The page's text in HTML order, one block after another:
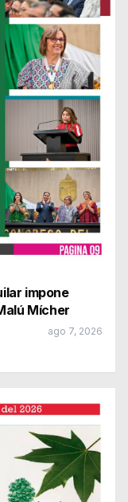
impone
Mícher
ago 7, 2026